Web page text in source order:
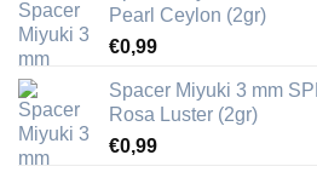
Pearl Ceylon (2gr)
€0,99
Spacer Miyuki 3 mm
Rosa Luster (2gr)
€0,99